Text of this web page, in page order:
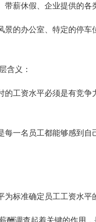
薪休假、企业提供的各
的办公室、特定的停车
含义：
工资水平必须是有竞争
一名员工都能够感到自
标准确定员工工资水平
调查起着关键的作用，